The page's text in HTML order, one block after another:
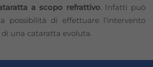
a scopo refrattivo. Infatti può
possibilità di effettuare l’intervento
una cataratta evoluta.
sono
necessari per il
corretto
corretta